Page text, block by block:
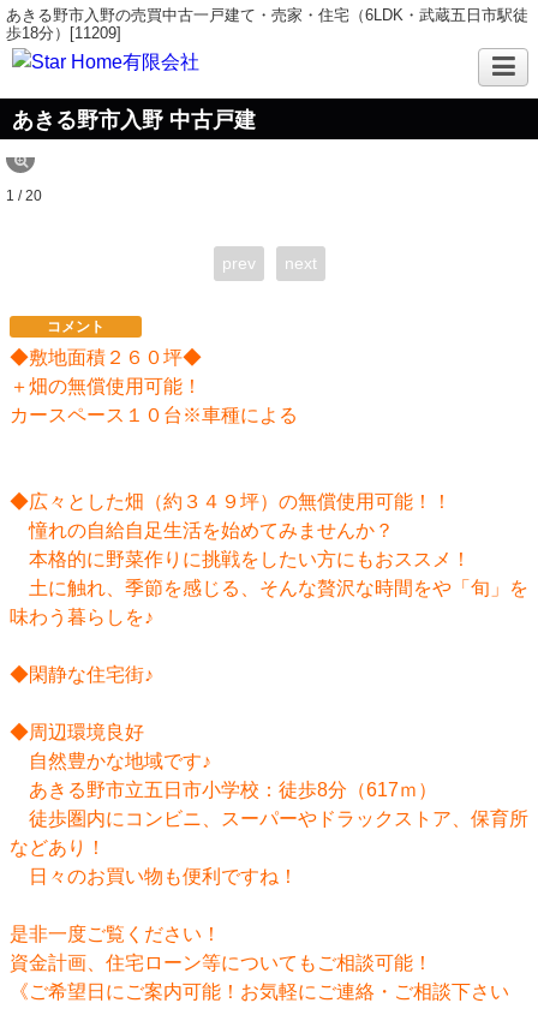
あきる野市入野の売買中古一戸建て・売家・住宅（6LDK・武蔵五日市駅徒
歩18分）[11209]
あきる野市入野 中古戸建
1 / 20
prev next
コメント
◆敷地面積２６０坪◆
＋畑の無償使用可能！
カースペース１０台※車種による
◆広々とした畑（約３４９坪）の無償使用可能！！
憧れの自給自足生活を始めてみませんか？
本格的に野菜作りに挑戦をしたい方にもおススメ！
土に触れ、季節を感じる、そんな贅沢な時間をや「旬」を
味わう暮らしを♪
◆閑静な住宅街♪
◆周辺環境良好
自然豊かな地域です♪
あきる野市立五日市小学校：徒歩8分（617ｍ）
徒歩圏内にコンビニ、スーパーやドラックストア、保育所
などあり！
日々のお買い物も便利ですね！
是非一度ご覧ください！
資金計画、住宅ローン等についてもご相談可能！
《ご希望日にご案内可能！お気軽にご連絡・ご相談下さい